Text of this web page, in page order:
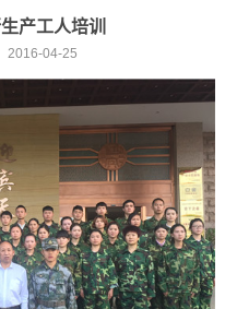
产工人培训
2016-04-25